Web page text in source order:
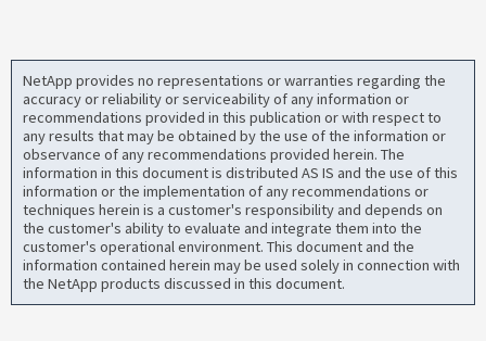
NetApp provides no representations or warranties regarding the
accuracy or reliability or serviceability of any information or
recommendations provided in this publication or with respect to
any results that may be obtained by the use of the information or
observance of any recommendations provided herein. The
information in this document is distributed AS IS and the use of this
information or the implementation of any recommendations or
techniques herein is a customer's responsibility and depends on
the customer's ability to evaluate and integrate them into the
customer's operational environment. This document and the
information contained herein may be used solely in connection with
the NetApp products discussed in this document.